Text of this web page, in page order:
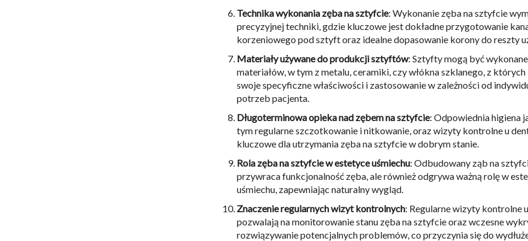
Technika wykonania zęba na sztyfcie: Wykonanie zęba na sztyfcie
precyzyjnej techniki, gdzie kluczowe jest dokładne przygotowanie
korzeniowego pod sztyft oraz idealne dopasowanie korony do reszty
Materiały używane do produkcji sztyftów: Sztyfty mogą być
materiałów, w tym z metalu, ceramiki, czy włókna szklanego, z których
swoje specyficzne właściwości i zastosowanie w zależności od
potrzeb pacjenta.
Długoterminowa opieka nad zębem na sztyfcie: Odpowiednia higiena
tym regularne szczotkowanie i nitkowanie, oraz wizyty kontrolne u
kluczowe dla utrzymania zęba na sztyfcie w dobrym stanie.
Rola zęba na sztyfcie w estetyce uśmiechu: Odbudowany ząb na
przywraca funkcjonalność zęba, ale również odgrywa ważną rolę w
uśmiechu, zapewniając naturalny wygląd.
Znaczenie regularnych wizyt kontrolnych: Regularne wizyty kontrolne
pozwalają na monitorowanie stanu zęba na sztyfcie oraz wczesne
rozwiązywanie potencjalnych problemów, co przyczynia się do